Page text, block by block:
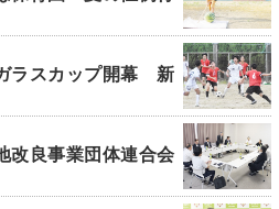
ラスカップ開幕 新
良事業団体連合会